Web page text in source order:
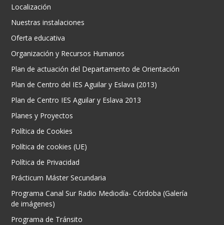
Localización
Nuestras instalaciones
Oferta educativa
Organización y Recursos Humanos
Plan de actuación del Departamento de Orientación
Plan de Centro del IES Aguilar y Eslava (2013)
Plan de Centro IES Aguilar y Eslava 2013
Planes y Proyectos
Política de Cookies
Política de cookies (UE)
Política de Privacidad
Prácticum Máster Secundaria
Programa Canal Sur Radio Mediodía- Córdoba (Galería
de imágenes)
Programa de Tránsito